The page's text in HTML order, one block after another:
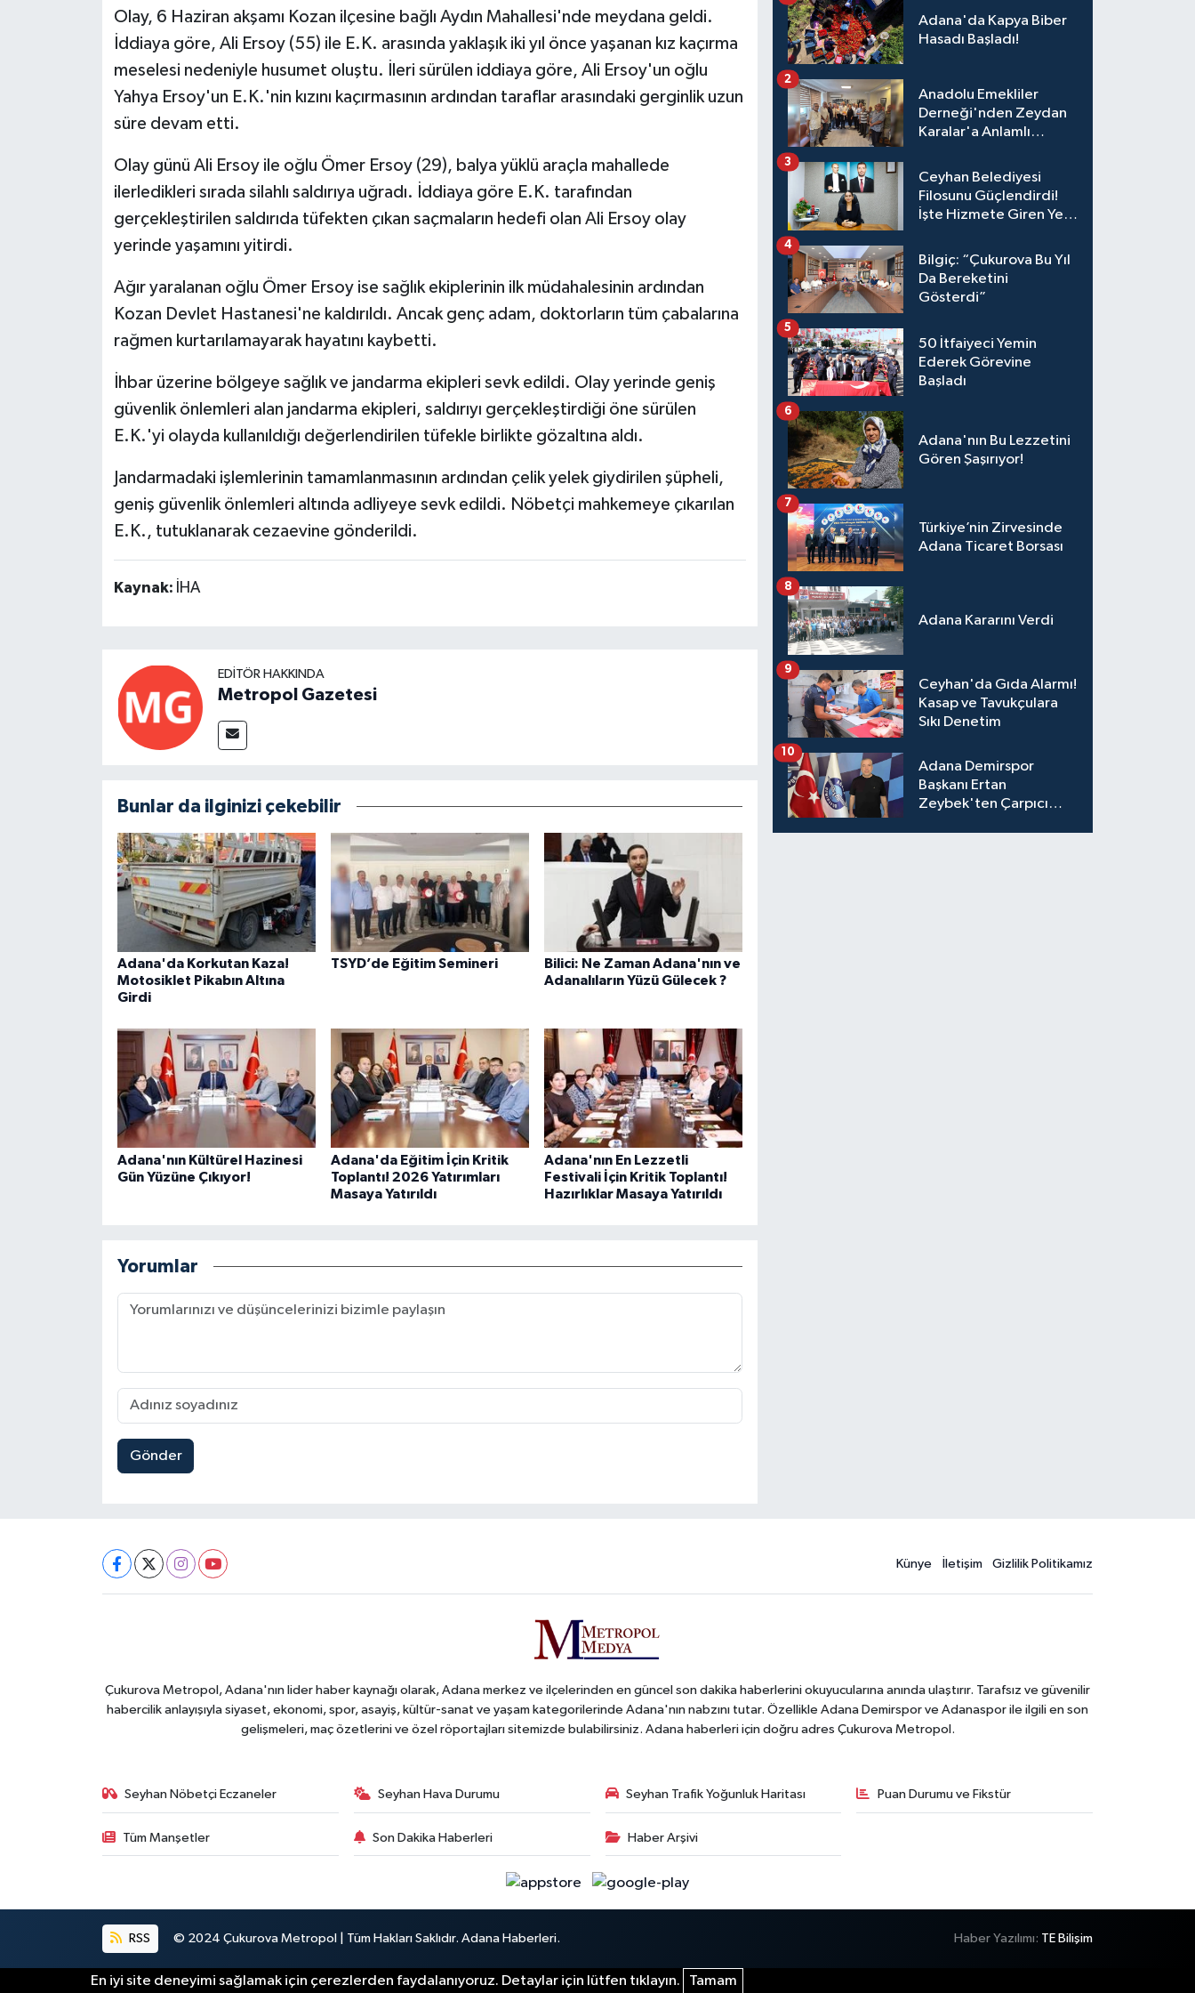
Olay, 6 Haziran akşamı Kozan ilçesine bağlı Aydın Mahallesi'nde meydana geldi.
İddiaya göre, Ali Ersoy (55) ile E.K. arasında yaklaşık iki yıl önce yaşanan kız kaçırma
meselesi nedeniyle husumet oluştu. İleri sürülen iddiaya göre, Ali Ersoy'un oğlu
Yahya Ersoy'un E.K.'nin kızını kaçırmasının ardından taraflar arasındaki gerginlik uzun
süre devam etti.
Olay günü Ali Ersoy ile oğlu Ömer Ersoy (29), balya yüklü araçla mahallede
ilerledikleri sırada silahlı saldırıya uğradı. İddiaya göre E.K. tarafından
gerçekleştirilen saldırıda tüfekten çıkan saçmaların hedefi olan Ali Ersoy olay
yerinde yaşamını yitirdi.
Ağır yaralanan oğlu Ömer Ersoy ise sağlık ekiplerinin ilk müdahalesinin ardından
Kozan Devlet Hastanesi'ne kaldırıldı. Ancak genç adam, doktorların tüm çabalarına
rağmen kurtarılamayarak hayatını kaybetti.
İhbar üzerine bölgeye sağlık ve jandarma ekipleri sevk edildi. Olay yerinde geniş
güvenlik önlemleri alan jandarma ekipleri, saldırıyı gerçekleştirdiği öne sürülen
E.K.'yi olayda kullanıldığı değerlendirilen tüfekle birlikte gözaltına aldı.
Jandarmadaki işlemlerinin tamamlanmasının ardından çelik yelek giydirilen şüpheli,
geniş güvenlik önlemleri altında adliyeye sevk edildi. Nöbetçi mahkemeye çıkarılan
E.K., tutuklanarak cezaevine gönderildi.
Kaynak: İHA
EDITÖR HAKKINDA
Metropol Gazetesi
Bunlar da ilginizi çekebilir
Adana'da Korkutan Kaza!
Motosiklet Pikabın Altına
Girdi
TSYD’de Eğitim Semineri
Bilici: Ne Zaman Adana'nın ve
Adanalıların Yüzü Gülecek ?
Adana'nın Kültürel Hazinesi
Gün Yüzüne Çıkıyor!
Adana'da Eğitim İçin Kritik
Toplantı! 2026 Yatırımları
Masaya Yatırıldı
Adana'nın En Lezzetli
Festivali İçin Kritik Toplantı!
Hazırlıklar Masaya Yatırıldı
Yorumlar
Gönder
Adana'da Kapya Biber
Hasadı Başladı!
Anadolu Emekliler
Derneği'nden Zeydan
Karalar'a Anlamlı
2
Ceyhan Belediyesi
Filosunu Güçlendirdi!
İşte Hizmete Giren Yeni
3
Bilgiç: “Çukurova Bu Yıl
Da Bereketini
Gösterdi”
4
50 İtfaiyeci Yemin
Ederek Görevine
Başladı
5
Adana'nın Bu Lezzetini
Gören Şaşırıyor!
6
Türkiye’nin Zirvesinde
Adana Ticaret Borsası
7
Adana Kararını Verdi
8
Ceyhan'da Gıda Alarmı!
Kasap ve Tavukçulara
Sıkı Denetim
9
Adana Demirspor
Başkanı Ertan
Zeybek'ten Çarpıcı
10
Künye İletişim Gizlilik Politikamız
Çukurova Metropol, Adana'nın lider haber kaynağı olarak, Adana merkez ve ilçelerinden en güncel son dakika haberlerini okuyucularına anında ulaştırır. Tarafsız ve güvenilir
habercilik anlayışıyla siyaset, ekonomi, spor, asayiş, kültür-sanat ve yaşam kategorilerinde Adana'nın nabzını tutar. Özellikle Adana Demirspor ve Adanaspor ile ilgili en son
gelişmeleri, maç özetlerini ve özel röportajları sitemizde bulabilirsiniz. Adana haberleri için doğru adres Çukurova Metropol.
Seyhan Nöbetçi Eczaneler Seyhan Hava Durumu Seyhan Trafik Yoğunluk Haritası Puan Durumu ve Fikstür
Tüm Manşetler Son Dakika Haberleri Haber Arşivi
RSS © 2024 Çukurova Metropol | Tüm Hakları Saklıdır. Adana Haberleri. Haber Yazılımı: TE Bilişim
En iyi site deneyimi sağlamak için çerezlerden faydalanıyoruz. Detaylar için lütfen tıklayın. Tamam